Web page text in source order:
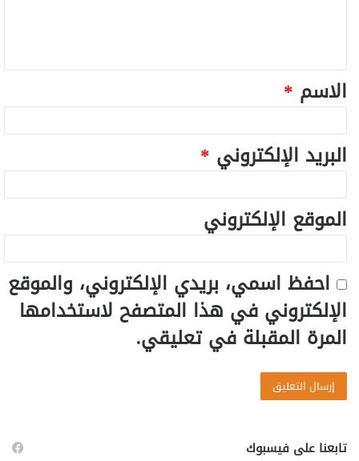
الاسم *
البريد الإلكتروني *
الموقع الإلكتروني
احفظ اسمي، بريدي الإلكتروني، والموقع
الإلكتروني في هذا المتصفح لاستخدامها
المرة المقبلة في تعليقي.
تابعنا على فيسبوك